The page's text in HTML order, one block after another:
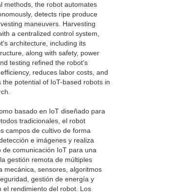
methods, the robot automates
detects ripe produce
maneuvers. Harvesting
a centralized control system,
architecture, including its
along with safety, power
testing refined the robot's
reduces labor costs, and
potential of IoT-based robots in
basado en IoT diseñado para
tradicionales, el robot
campos de cultivo de forma
e imágenes y realiza
comunicación IoT para una
gestión remota de múltiples
mecánica, sensores, algoritmos
gestión de energía y
el rendimiento del robot. Los